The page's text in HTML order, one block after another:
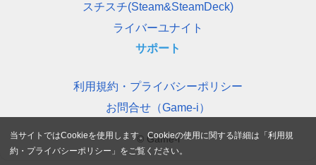
スチスチ(Steam&SteamDeck)
ライバーユナイト
サポート
利用規約・プライバシーポリシー
お問合せ（Game-i）
© Game-i
当サイトではCookieを使用します。Cookieの使用に関する詳細は「利用規
約・プライバシーポリシー 」をご覧ください。